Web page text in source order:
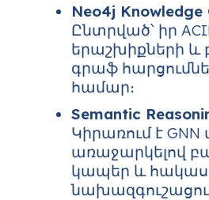
Neo4j Knowledge
Ընտրված՝ իր
երաշխիքների և
գրաֆ
համար։
Semantic
Կիրառում է GNN
առաջարկելով
կապեր և